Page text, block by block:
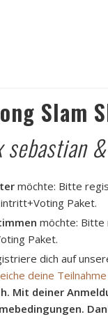
Slam
sebastian
möchte: Bitte
Paket.
möchte: Bitte
Paket.
dich auf
deine
Mit deiner